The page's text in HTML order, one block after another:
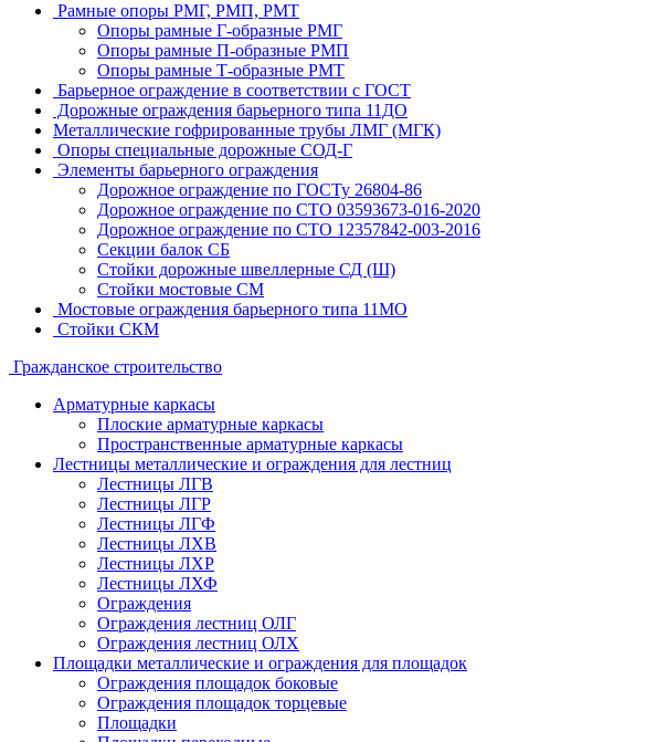
Рамные опоры РМГ, РМП, РМТ
Опоры рамные Г-образные РМГ
Опоры рамные П-образные РМП
Опоры рамные Т-образные РМТ
Барьерное ограждение в соответствии с ГОСТ
Дорожные ограждения барьерного типа 11ДО
Металлические гофрированные трубы ЛМГ (МГК)
Опоры специальные дорожные СОД-Г
Элементы барьерного ограждения
Дорожное ограждение по ГОСТу 26804-86
Дорожное ограждение по СТО 03593673-016-2020
Дорожное ограждение по СТО 12357842-003-2016
Секции балок СБ
Стойки дорожные швеллерные СД (Ш)
Стойки мостовые СМ
Мостовые ограждения барьерного типа 11МО
Стойки СКМ
Гражданское строительство
Арматурные каркасы
Плоские арматурные каркасы
Пространственные арматурные каркасы
Лестницы металлические и ограждения для лестниц
Лестницы ЛГВ
Лестницы ЛГР
Лестницы ЛГФ
Лестницы ЛХВ
Лестницы ЛХР
Лестницы ЛХФ
Ограждения
Ограждения лестниц ОЛГ
Ограждения лестниц ОЛХ
Площадки металлические и ограждения для площадок
Ограждения площадок боковые
Ограждения площадок торцевые
Площадки